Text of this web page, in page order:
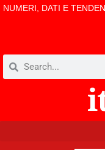
NUMERI, DATI E